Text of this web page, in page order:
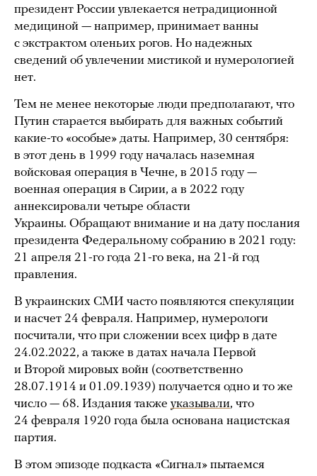
президент России увлекается нетрадиционной
медициной — например, принимает ванны
с экстрактом оленьих рогов. Но надежных
сведений об увлечении мистикой и нумерологией
нет.
Тем не менее некоторые люди предполагают, что
Путин старается выбирать для важных событий
какие-то «особые» даты. Например, 30 сентября:
в этот день в 1999 году началась наземная
войсковая операция в Чечне, в 2015 году —
военная операция в Сирии, а в 2022 году
аннексировали четыре области
Украины. Обращают внимание и на дату послания
президента Федеральному собранию в 2021 году:
21 апреля 21-го года 21-го века, на 21-й год
правления.
В украинских СМИ часто появляются спекуляции
и насчет 24 февраля. Например, нумерологи
посчитали, что при сложении всех цифр в дате
24.02.2022, а также в датах начала Первой
и Второй мировых войн (соответственно
28.07.1914 и 01.09.1939) получается одно и то же
число — 68. Издания также указывали, что
24 февраля 1920 года была основана нацистская
партия.
В этом эпизоде подкаста «Сигнал» пытаемся